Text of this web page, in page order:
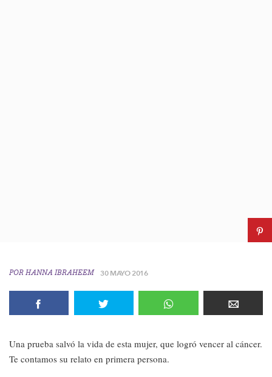
POR HANNA IBRAHEEM 30 MAYO 2016
Una prueba salvó la vida de esta mujer, que logró vencer al cáncer.
Te contamos su relato en primera persona.